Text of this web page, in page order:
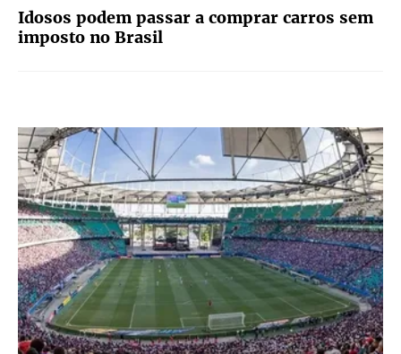
Idosos podem passar a comprar carros sem
imposto no Brasil